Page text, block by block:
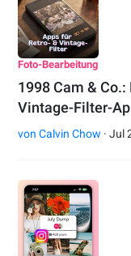
Foto-Bearbeitung
1998 Cam &
Vintage-Filter-
vonCalvin Chow · Jul